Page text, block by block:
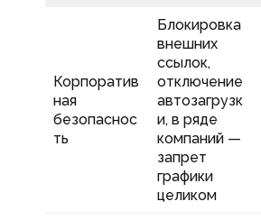
Корпоратив
ная
безопаснос
ть
Блокировка
внешних
ссылок,
отключение
автозагрузк
и, в ряде
компаний —
запрет
графики
целиком